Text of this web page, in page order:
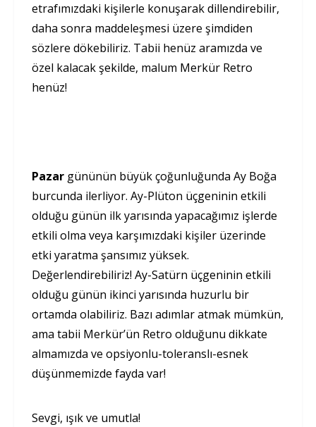
etrafımızdaki kişilerle konuşarak dillendirebilir,
daha sonra maddeleşmesi üzere şimdiden
sözlere dökebiliriz. Tabii henüz aramızda ve
özel kalacak şekilde, malum Merkür Retro
henüz!
Pazar gününün büyük çoğunluğunda Ay Boğa
burcunda ilerliyor. Ay-Plüton üçgeninin etkili
olduğu günün ilk yarısında yapacağımız işlerde
etkili olma veya karşımızdaki kişiler üzerinde
etki yaratma şansımız yüksek.
Değerlendirebiliriz! Ay-Satürn üçgeninin etkili
olduğu günün ikinci yarısında huzurlu bir
ortamda olabiliriz. Bazı adımlar atmak mümkün,
ama tabii Merkür’ün Retro olduğunu dikkate
almamızda ve opsiyonlu-toleranslı-esnek
düşünmemizde fayda var!
Sevgi, ışık ve umutla!